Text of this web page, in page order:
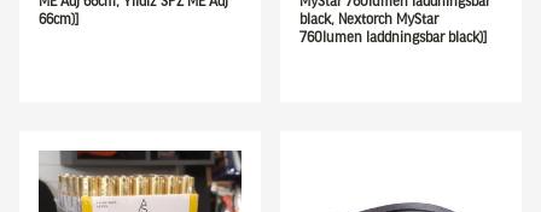
66cm)]
black, Nextorch MyStar
760lumen laddningsbar black)]